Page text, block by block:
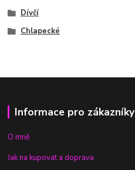
Dívčí
Chlapecké
Informace pro zákazníky
O mně
Jak na kupovat a doprava